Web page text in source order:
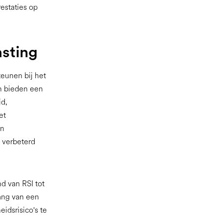
op
bij het
bieden een
van RSI tot
van een
te